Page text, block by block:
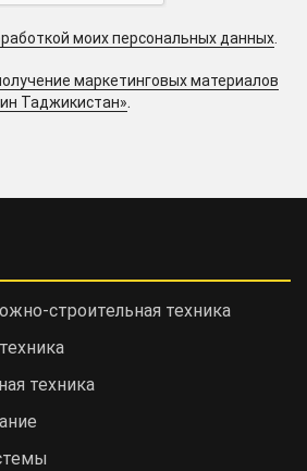
моих персональных данных
маркетинговых материалов
Таджикистан».
cтроительная техника
техника